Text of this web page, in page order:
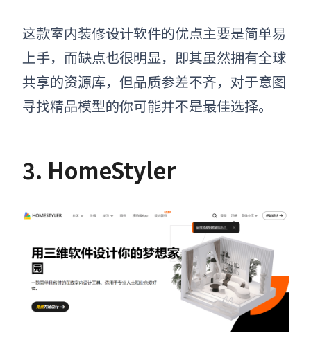
这款室内装修设计软件的优点主要是简单易
上手，而缺点也很明显，即其虽然拥有全球
共享的资源库，但品质参差不齐，对于意图
寻找精品模型的你可能并不是最佳选择。
3. HomeStyler